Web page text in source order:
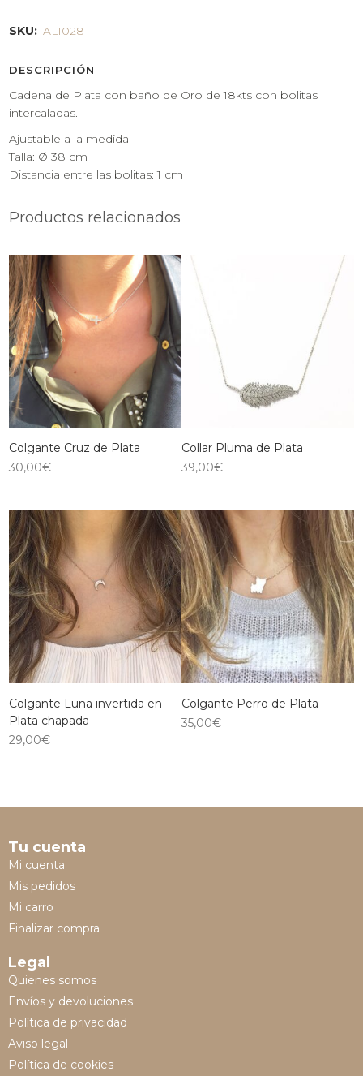
SKU: AL1028
DESCRIPCIÓN
Cadena de Plata con baño de Oro de 18kts con bolitas
intercaladas.
Ajustable a la medida
Talla: Ø 38 cm
Distancia entre las bolitas: 1 cm
Productos relacionados
Colgante Cruz de Plata
30,00€
Collar Pluma de Plata
39,00€
Colgante Luna invertida en
Plata chapada
29,00€
Colgante Perro de Plata
35,00€
Tu cuenta
Mi cuenta
Mis pedidos
Mi carro
Finalizar compra
Legal
Quienes somos
Envíos y devoluciones
Política de privacidad
Aviso legal
Política de cookies